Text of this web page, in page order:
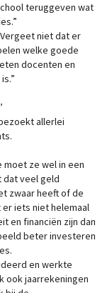
teruggeven wat
niet dat er
welke goede
docenten en
allerlei
moet ze wel in een
dat veel geld
zwaar heeft of de
iets niet helemaal
en financiën zijn dan
beter investeren
en werkte
ook jaarrekeningen